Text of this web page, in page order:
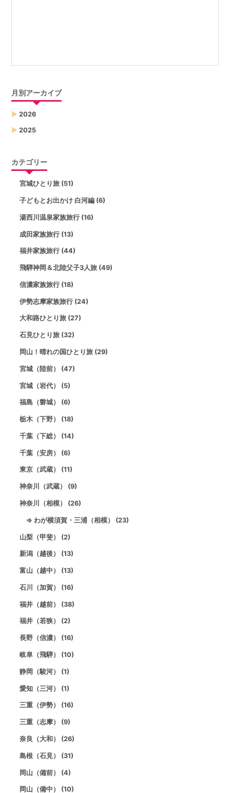
月別アーカイブ
▶ 2026
▶ 2025
カテゴリー
宮城ひとり旅 (51)
子どもとお出かけ 白河編 (6)
湯西川温泉家族旅行 (16)
成田家族旅行 (13)
福井家族旅行 (44)
飛騨神岡＆北陸父子3人旅 (49)
信濃家族旅行 (18)
伊勢志摩家族旅行 (24)
大和路ひとり旅 (27)
石見ひとり旅 (32)
岡山！晴れの国ひとり旅 (29)
宮城（陸前） (47)
宮城（岩代） (5)
福島（磐城） (6)
栃木（下野） (18)
千葉（下総） (14)
千葉（安房） (6)
東京（武蔵） (11)
神奈川（武蔵） (9)
神奈川（相模） (26)
⇒ わが横須賀・三浦（相模） (23)
山梨（甲斐） (2)
新潟（越後） (13)
富山（越中） (13)
石川（加賀） (16)
福井（越前） (38)
福井（若狭） (2)
長野（信濃） (16)
岐阜（飛騨） (10)
静岡（駿河） (1)
愛知（三河） (1)
三重（伊勢） (16)
三重（志摩） (9)
奈良（大和） (26)
島根（石見） (31)
岡山（備前） (4)
岡山（備中） (10)